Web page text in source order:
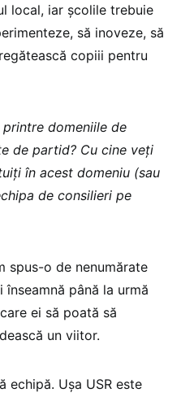
local, iar școlile trebuie
să inoveze, să
copiii pentru
domeniile de
de partid? Cu cine veți
în acest domeniu (sau
de consilieri pe
spus-o de nenumărate
până la urmă
ei să poată să
un viitor.
echipă. Ușa USR este